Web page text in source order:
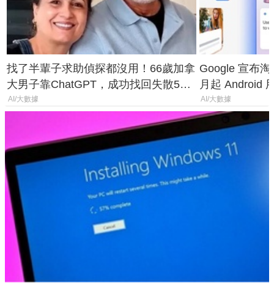
找了半輩子求助偵探都沒用！66歲加拿
大男子靠ChatGPT，成功找回失散50
年家人
AI/大數據
Google 宣布
月起 Android
AI/大數據